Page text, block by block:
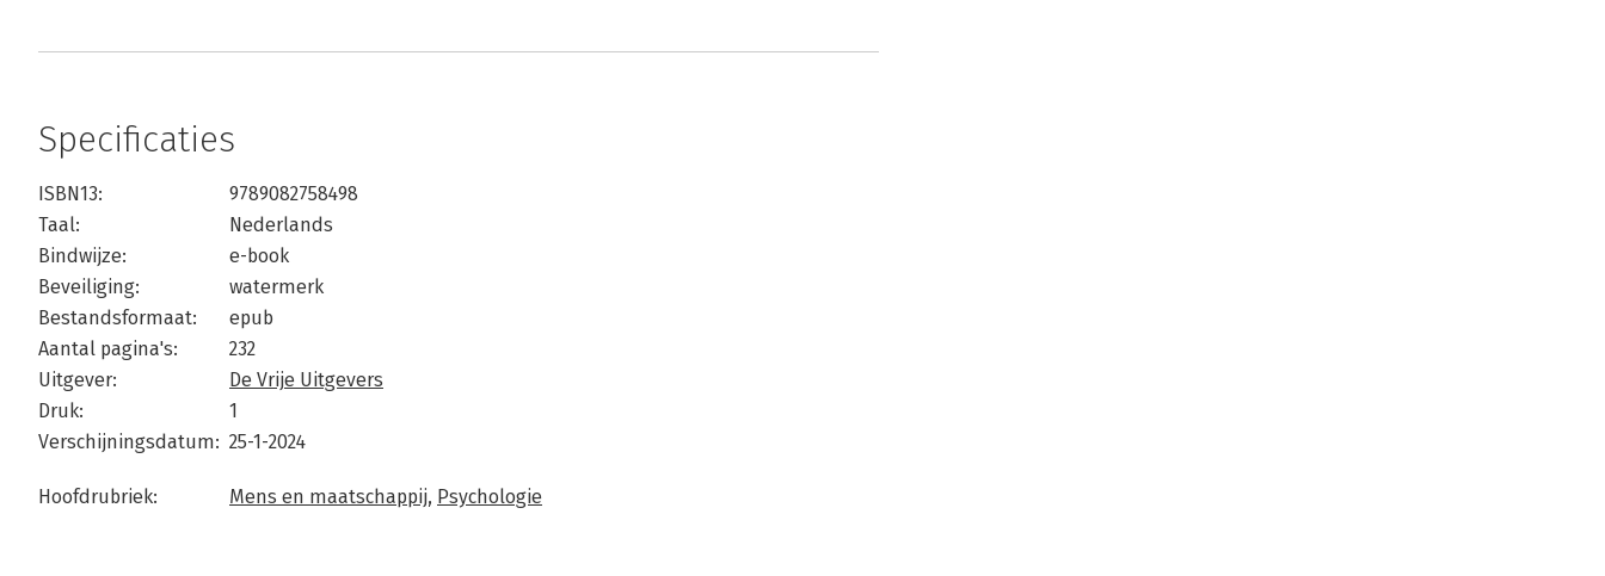
Specificaties
ISBN13:
9789082758498
Taal:
Nederlands
Bindwijze:
e-book
Beveiliging:
watermerk
Bestandsformaat:
epub
Aantal pagina's:
232
Uitgever:
De Vrije Uitgevers
Druk:
1
Verschijningsdatum: 25-1-2024
Hoofdrubriek: Mens en maatschappij, Psychologie